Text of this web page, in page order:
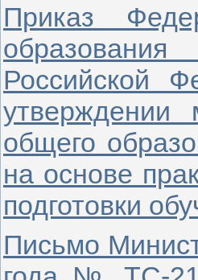
Приказ
Российской
утверждении
общего
на основе
подготовки
Письмо